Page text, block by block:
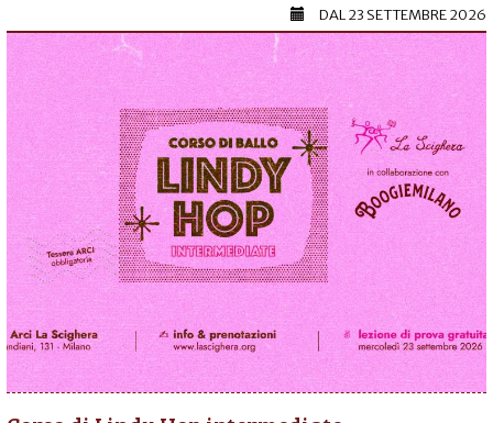
DAL23 SETTEMBRE 2026